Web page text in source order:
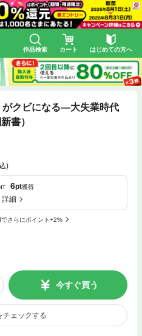
作品検索 カート はじめての方へ
がクビになる—大失業時代
書）
)
6pt獲得
細
さらにポイント+2%
今すぐ買う
チェックする